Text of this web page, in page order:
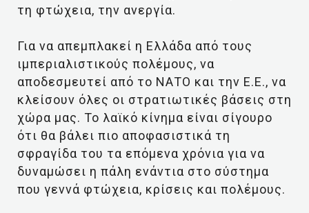
τη φτώχεια, την ανεργία.
Για να απεμπλακεί η Ελλάδα από τους
ιμπεριαλιστικούς πολέμους, να
αποδεσμευτεί από το ΝΑΤΟ και την Ε.Ε., να
κλείσουν όλες οι στρατιωτικές βάσεις στη
χώρα μας. Το λαϊκό κίνημα είναι σίγουρο
ότι θα βάλει πιο αποφασιστικά τη
σφραγίδα του τα επόμενα χρόνια για να
δυναμώσει η πάλη ενάντια στο σύστημα
που γεννά φτώχεια, κρίσεις και πολέμους.